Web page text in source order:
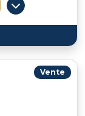
Vente